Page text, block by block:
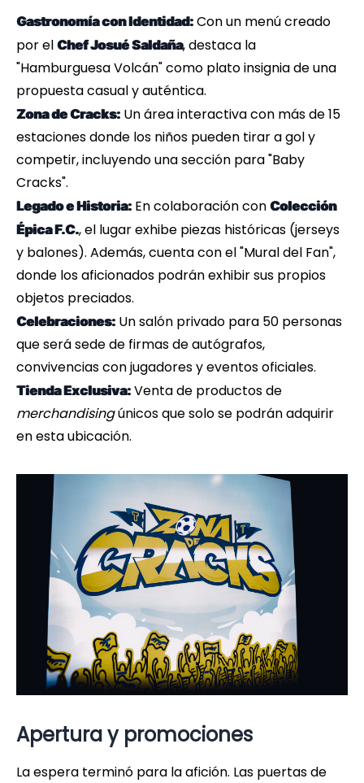
Gastronomía con Identidad: Con un menú creado
por el Chef Josué Saldaña, destaca la
"Hamburguesa Volcán" como plato insignia de una
propuesta casual y auténtica.
Zona de Cracks: Un área interactiva con más de 15
estaciones donde los niños pueden tirar a gol y
competir, incluyendo una sección para "Baby
Cracks".
Legado e Historia: En colaboración con Colección
Épica F.C., el lugar exhibe piezas históricas (jerseys
y balones). Además, cuenta con el "Mural del Fan",
donde los aficionados podrán exhibir sus propios
objetos preciados.
Celebraciones: Un salón privado para 50 personas
que será sede de firmas de autógrafos,
convivencias con jugadores y eventos oficiales.
Tienda Exclusiva: Venta de productos de
merchandisingúnicos que solo se podrán adquirir
en esta ubicación.
Apertura y promociones
La espera terminó para la afición. Las puertas de